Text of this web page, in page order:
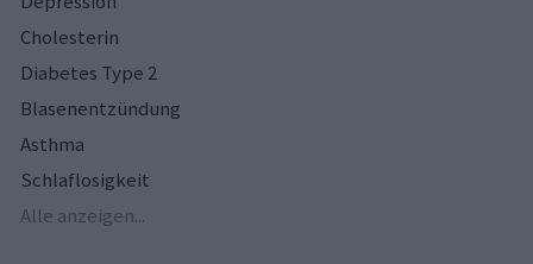
Cholesterin
Diabetes Type 2
Blasenentzündung
Asthma
Schlaflosigkeit
Alle anzeigen...